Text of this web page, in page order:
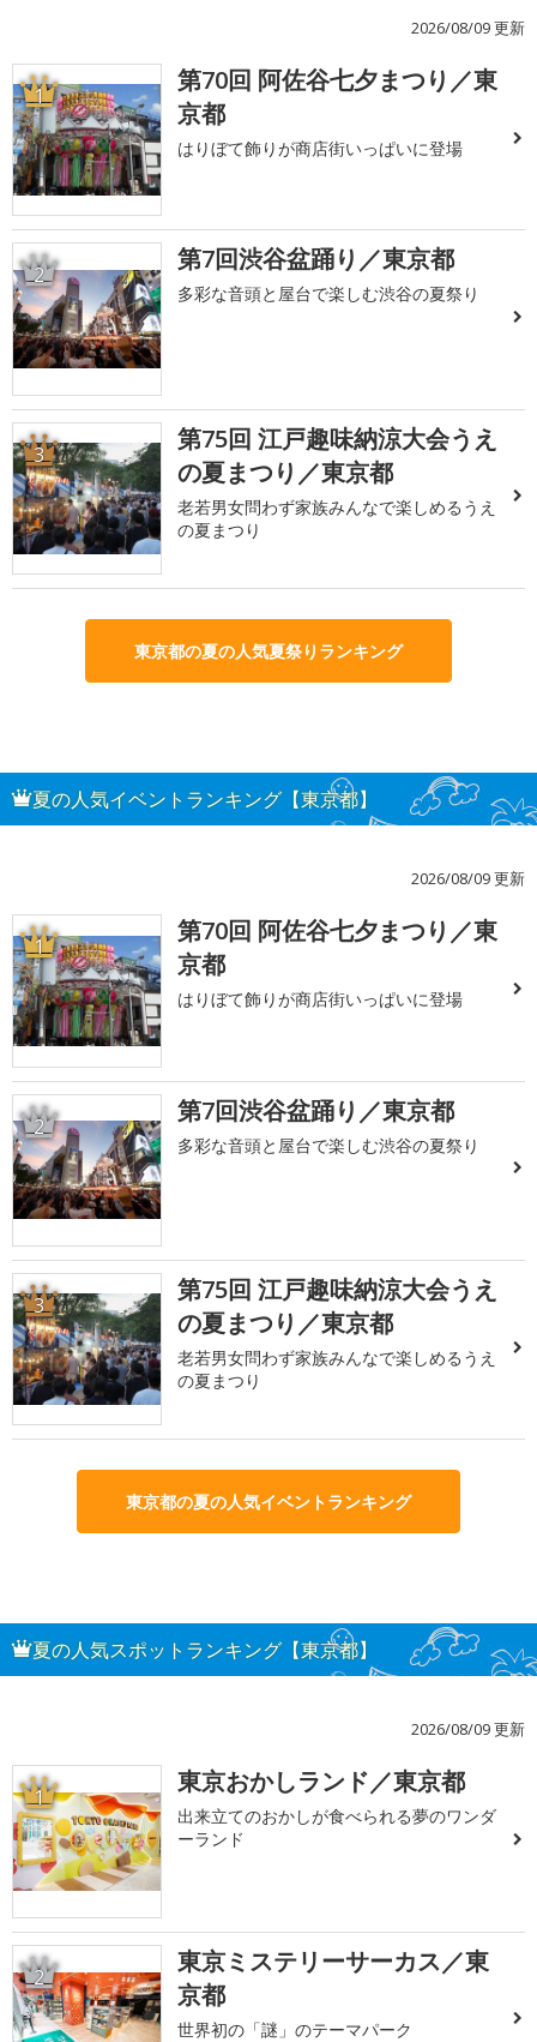
2026/08/09 更新
1
第70回 阿佐谷七夕まつり／東
京都
はりぼて飾りが商店街いっぱいに登場
2 第7回渋谷盆踊り／東京都
多彩な音頭と屋台で楽しむ渋谷の夏祭り
3
第75回 江戸趣味納涼大会うえ
の夏まつり／東京都
老若男女問わず家族みんなで楽しめるうえ
の夏まつり
東京都の夏の人気夏祭りランキング
夏の人気イベントランキング【東京都】
2026/08/09 更新
1
第70回 阿佐谷七夕まつり／東
京都
はりぼて飾りが商店街いっぱいに登場
2 第7回渋谷盆踊り／東京都
多彩な音頭と屋台で楽しむ渋谷の夏祭り
3
第75回 江戸趣味納涼大会うえ
の夏まつり／東京都
老若男女問わず家族みんなで楽しめるうえ
の夏まつり
東京都の夏の人気イベントランキング
夏の人気スポットランキング【東京都】
2026/08/09 更新
1 東京おかしランド／東京都
出来立てのおかしが食べられる夢のワンダ
ーランド
2
東京ミステリーサーカス／東
京都
世界初の「謎」のテーマパーク